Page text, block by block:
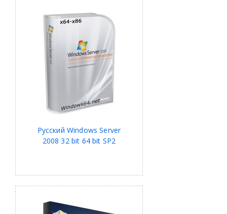
Русский Windows Server
2008 32 bit 64 bit SP2